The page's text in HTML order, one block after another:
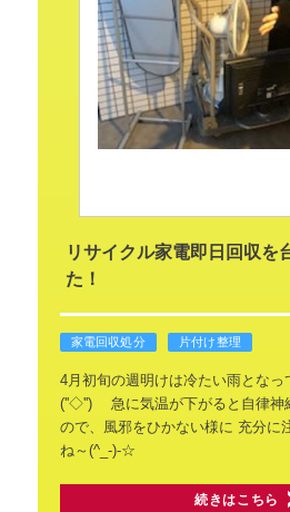
リサイクル家電即日回収を
た！
家電回収処分 片付け整理
4月初旬の週明けは冷たい雨となっ
(''◇'')ゞ
急に気温が下がると自律神
ので、風邪をひかない様に 充分に
ね～(^_-)-☆
続きはこちら